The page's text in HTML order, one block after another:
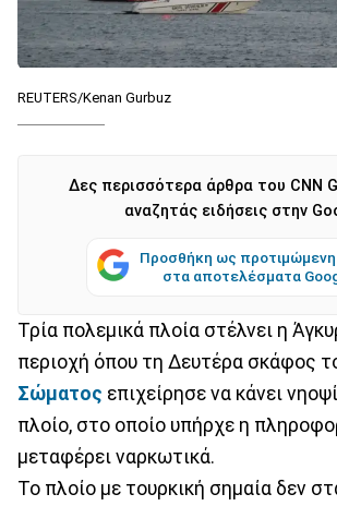
REUTERS/Kenan Gurbuz
Δες περισσότερα άρθρα του CNN
αναζητάς ειδήσεις στην
Προσθήκη ως
στα αποτελέσματα
Τρία πολεμικά πλοία στέλνει η
περιοχή όπου τη Δευτέρα σκάφος
Σώματος επιχείρησε να κάνει
πλοίο, στο οποίο υπήρχε η
μεταφέρει ναρκωτικά.
Το πλοίο με τουρκική σημαία δεν